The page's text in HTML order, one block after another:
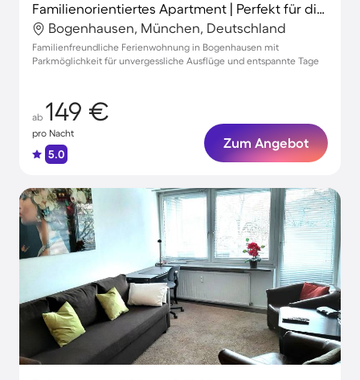
Familienorientiertes Apartment | Perfekt für die Arbeit von Zuhause
Bogenhausen, München, Deutschland
Familienfreundliche Ferienwohnung in Bogenhausen mit
Parkmöglichkeit für unvergessliche Ausflüge und entspannte Tage
ab 149 €
pro Nacht
5.0
Zum Angebot